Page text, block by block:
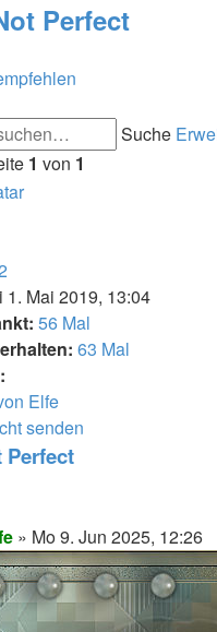
Perfect
Suche
1 von 1
1. Mai 2019, 13:04
56 Mal
63 Mal
Elfe
senden
Perfect
» Mo 9. Jun 2025, 12:26